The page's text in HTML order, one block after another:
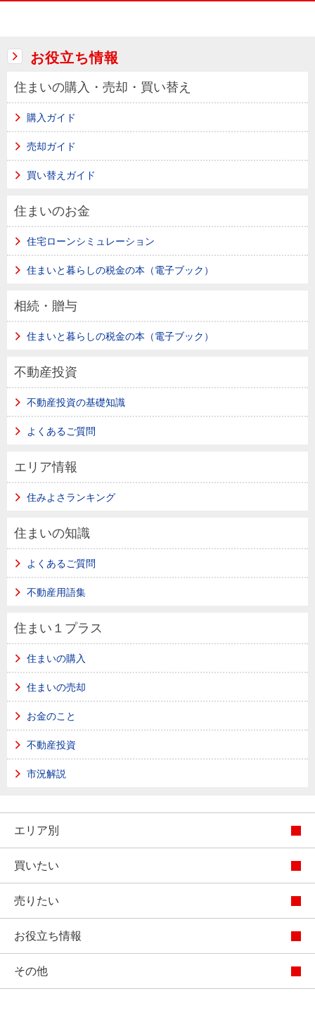
お役立ち情報
住まいの購入・売却・買い替え
購入ガイド
売却ガイド
買い替えガイド
住まいのお金
住宅ローンシミュレーション
住まいと暮らしの税金の本（電子ブック）
相続・贈与
住まいと暮らしの税金の本（電子ブック）
不動産投資
不動産投資の基礎知識
よくあるご質問
エリア情報
住みよさランキング
住まいの知識
よくあるご質問
不動産用語集
住まい１プラス
住まいの購入
住まいの売却
お金のこと
不動産投資
市況解説
エリア別
買いたい
売りたい
お役立ち情報
その他